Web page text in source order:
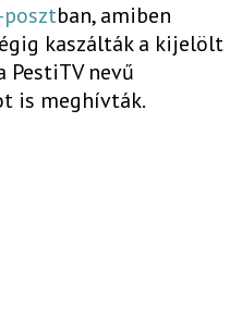
posztban, amiben
kaszálták a kijelölt
PestiTV nevű
is meghívták.